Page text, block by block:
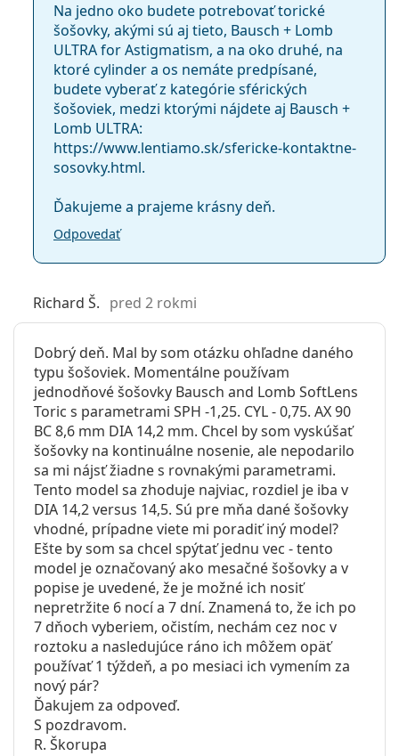
Kategória:
Mesačné
Tórické šošovky
Kontinuálne
Silikón-hydrogélové
Kontaktné šošovky
Na jedno oko budete potrebovať torické
šošovky, akými sú aj tieto, Bausch + Lomb
ULTRA for Astigmatism, a na oko druhé, na
ktoré cylinder a os nemáte predpísané,
budete vyberať z kategórie sférických
šošoviek, medzi ktorými nájdete aj Bausch +
Lomb ULTRA:
https://www.lentiamo.sk/sfericke-kontaktne-
sosovky.html.
Ďakujeme a prajeme krásny deň.
Odpovedať
Richard Š. pred 2 rokmi
Dobrý deň. Mal by som otázku ohľadne daného
typu šošoviek. Momentálne používam
jednodňové šošovky Bausch and Lomb SoftLens
Toric s parametrami SPH -1,25. CYL - 0,75. AX 90
BC 8,6 mm DIA 14,2 mm. Chcel by som vyskúšať
šošovky na kontinuálne nosenie, ale nepodarilo
sa mi nájsť žiadne s rovnakými parametrami.
Tento model sa zhoduje najviac, rozdiel je iba v
DIA 14,2 versus 14,5. Sú pre mňa dané šošovky
vhodné, prípadne viete mi poradiť iný model?
Ešte by som sa chcel spýtať jednu vec - tento
model je označovaný ako mesačné šošovky a v
popise je uvedené, že je možné ich nosiť
nepretržite 6 nocí a 7 dní. Znamená to, že ich po
7 dňoch vyberiem, očistím, nechám cez noc v
roztoku a nasledujúce ráno ich môžem opäť
používať 1 týždeň, a po mesiaci ich vymením za
nový pár?
Ďakujem za odpoveď.
S pozdravom.
R. Škorupa